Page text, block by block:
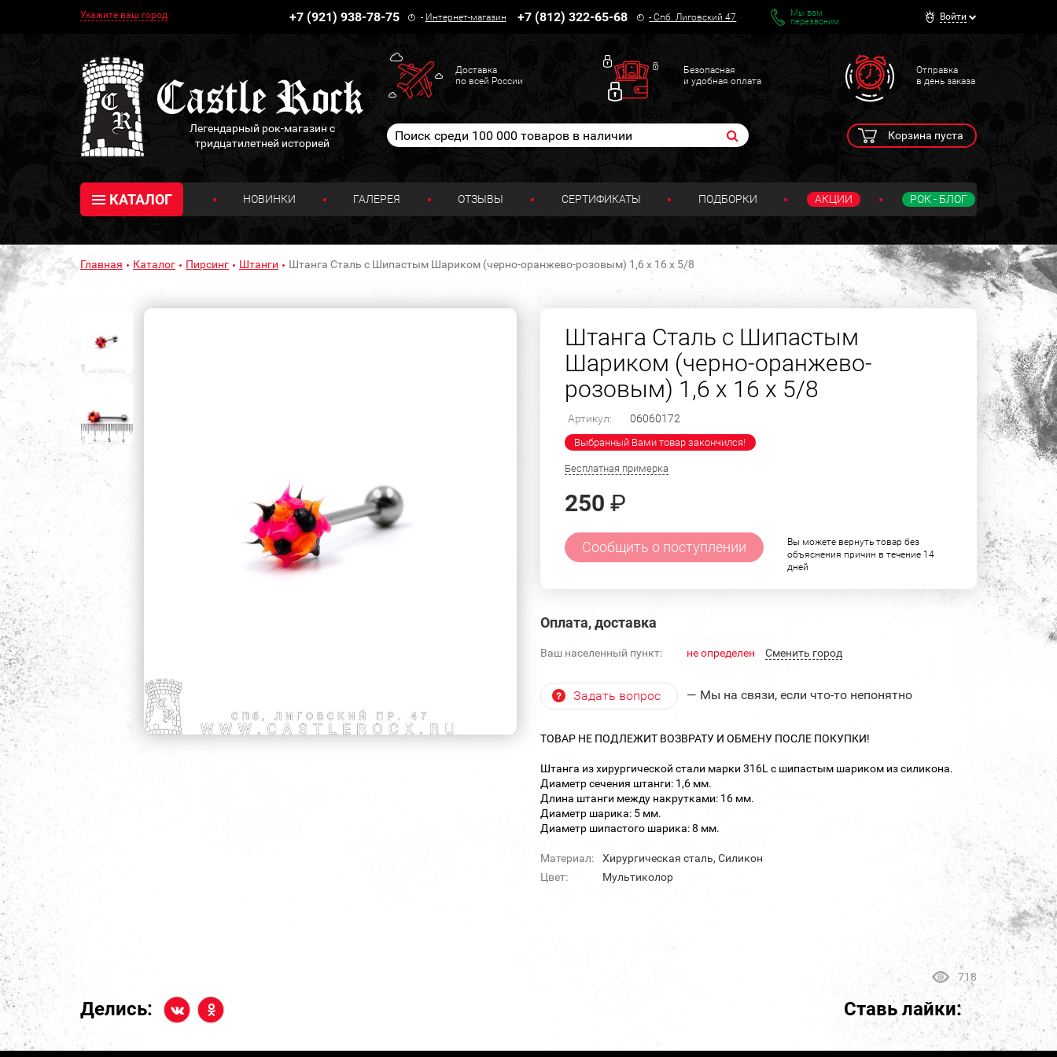
Укажите ваш город +7 (921) 938-78-75 - Интернет-магазин +7 (812) 322-65-68 -Спб. Лиговский 47
Мы вам
перезвоним
Войти
Легендарный рок-магазин с
тридцатилетней историей
Доставка
по всей России
Безопасная
и удобная оплата
Отправка
в день заказа
Корзина пуста
КАТАЛОГ НОВИНКИ ГАЛЕРЕЯ ОТЗЫВЫ СЕРТИФИКАТЫ ПОДБОРКИ АКЦИИ РОК - БЛОГ
Главная Каталог Пирсинг Штанги Штанга Сталь с Шипастым Шариком (черно-оранжево-розовым) 1,6 х 16 х 5/8
Штанга Сталь с Шипастым
Шариком (черно-оранжево-
розовым) 1,6 х 16 х 5/8
Артикул: 06060172
Выбранный Вами товар закончился!
Бесплатная примерка
250 ₽
Сообщить о поступлении
Вы можете вернуть товар без
объяснения причин в течение 14
дней
Оплата, доставка
Ваш населенный пункт: не определен Cменить город
Задать вопрос — Мы на связи, если что-то непонятно
ТОВАР НЕ ПОДЛЕЖИТ ВОЗВРАТУ И ОБМЕНУ ПОСЛЕ ПОКУПКИ!
Штанга из хирургической стали марки 316L с шипастым шариком из силикона.
Диаметр сечения штанги: 1,6 мм.
Длина штанги между накрутками: 16 мм.
Диаметр шарика: 5 мм.
Диаметр шипастого шарика: 8 мм.
Материал:
Хирургическая сталь, Силикон
Цвет:
Мультиколор
718
Делись: Ставь лайки: